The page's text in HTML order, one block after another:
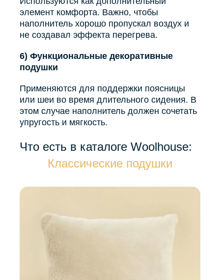
элемент комфорта. Важно, чтобы
наполнитель хорошо пропускал воздух и
не создавал эффекта перегрева.
6) Функциональные декоративные
подушки
Применяются для поддержки поясницы
или шеи во время длительного сидения. В
этом случае наполнитель должен сочетать
упругость и мягкость.
Что есть в каталоге Woolhouse:
Классические подушки